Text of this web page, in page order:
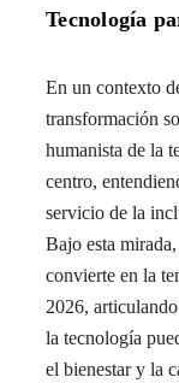
Tecnología
En un contexto
transformación
humanista de la
centro,
servicio de la
Bajo esta
convierte en la
2026,
la tecnología
el bienestar y la